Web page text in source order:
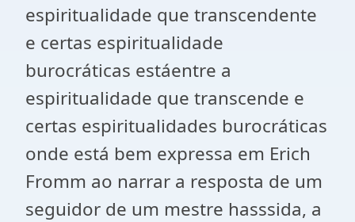
espiritualidade que transcendente
e certas espiritualidade
burocráticas estáentre a
espiritualidade que transcende e
certas espiritualidades burocráticas
onde está bem expressa em Erich
Fromm ao narrar a resposta de um
seguidor de um mestre hasssida, a